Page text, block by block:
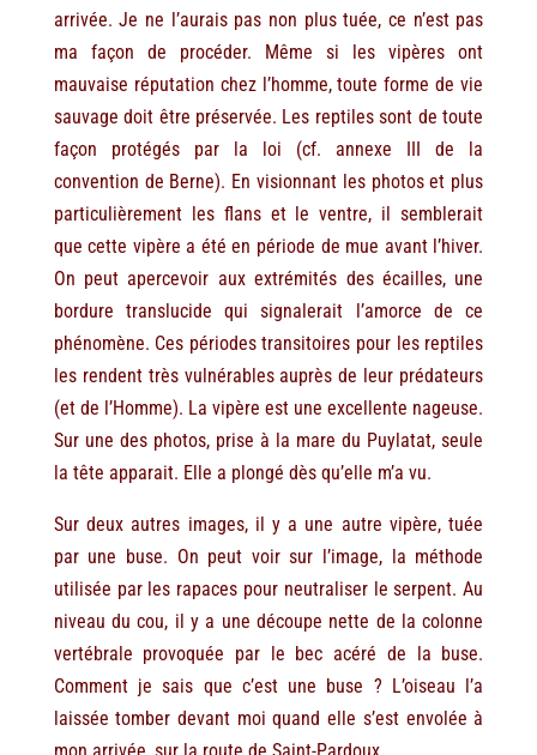
arrivée. Je ne l’aurais pas non plus tuée, ce n’est pas
ma façon de procéder. Même si les vipères ont
mauvaise réputation chez l’homme, toute forme de vie
sauvage doit être préservée. Les reptiles sont de toute
façon protégés par la loi (cf. annexe III de la
convention de Berne). En visionnant les photos et plus
particulièrement les flans et le ventre, il semblerait
que cette vipère a été en période de mue avant l’hiver.
On peut apercevoir aux extrémités des écailles, une
bordure translucide qui signalerait l’amorce de ce
phénomène. Ces périodes transitoires pour les reptiles
les rendent très vulnérables auprès de leur prédateurs
(et de l’Homme). La vipère est une excellente nageuse.
Sur une des photos, prise à la mare du Puylatat, seule
la tête apparait. Elle a plongé dès qu’elle m’a vu.
Sur deux autres images, il y a une autre vipère, tuée
par une buse. On peut voir sur l’image, la méthode
utilisée par les rapaces pour neutraliser le serpent. Au
niveau du cou, il y a une découpe nette de la colonne
vertébrale provoquée par le bec acéré de la buse.
Comment je sais que c’est une buse ? L’oiseau l’a
laissée tomber devant moi quand elle s’est envolée à
mon arrivée, sur la route de Saint-Pardoux.